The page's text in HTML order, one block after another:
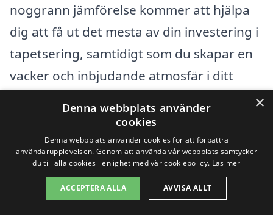
noggrann jämförelse kommer att hjälpa
dig att få ut det mesta av din investering i
tapetsering, samtidigt som du skapar en
vacker och inbjudande atmosfär i ditt
Få 3 erbjudanden, gratis och utan
förpliktelser
×
Denna webbplats använder
cookies
Denna webbplats använder cookies för att förbättra
användarupplevelsen. Genom att använda vår webbplats samtycker
du till alla cookies i enlighet med vår cookiepolicy. Läs mer
ACCEPTERA ALLA AVVISA ALLT